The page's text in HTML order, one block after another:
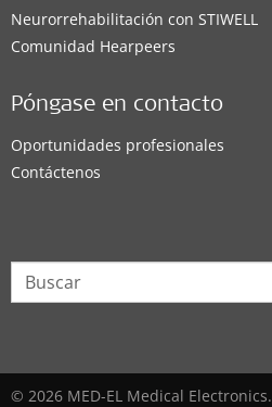
Neurorrehabilitación con STIWELL
Comunidad Hearpeers
Póngase en contacto
Oportunidades profesionales
Contáctenos
© 2026 MED-EL Medical Electronics.